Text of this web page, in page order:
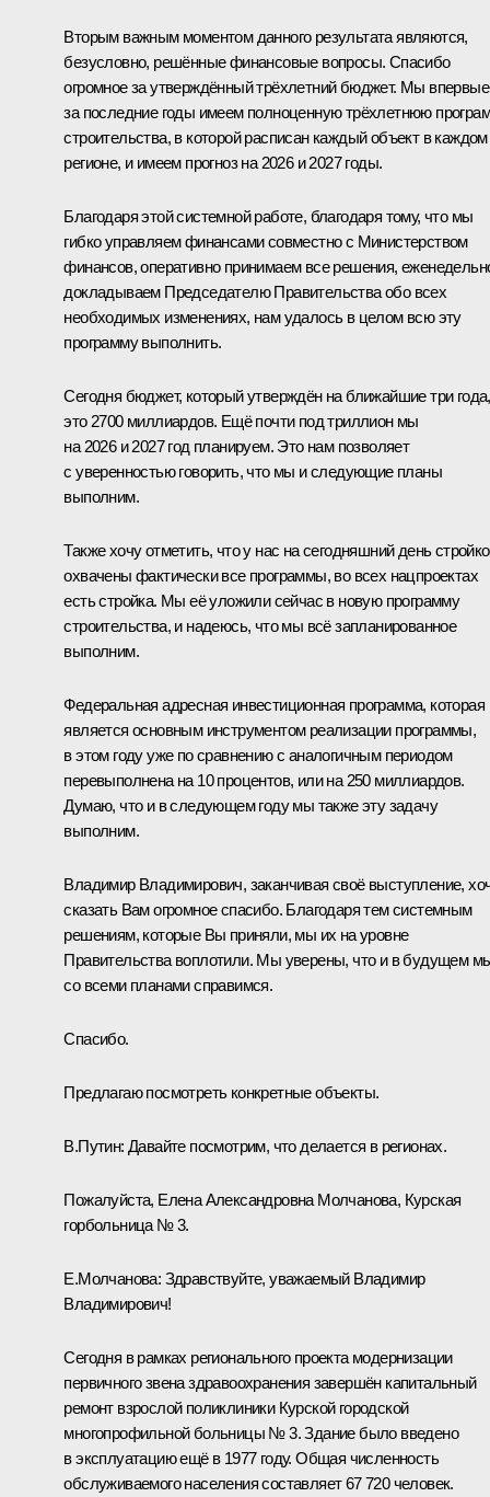
Вторым важным моментом данного результата являются,
безусловно, решённые финансовые вопросы. Спасибо
огромное за утверждённый трёхлетний бюджет. Мы впервые
за последние годы имеем полноценную трёхлетнюю
строительства, в которой расписан каждый объект в каждом
регионе, и имеем прогноз на 2026 и 2027 годы.
Благодаря этой системной работе, благодаря тому, что мы
гибко управляем финансами совместно с Министерством
финансов, оперативно принимаем все решения,
докладываем Председателю Правительства обо всех
необходимых изменениях, нам удалось в целом всю эту
программу выполнить.
Сегодня бюджет, который утверждён на ближайшие три
это 2700 миллиардов. Ещё почти под триллион мы
на 2026 и 2027 год планируем. Это нам позволяет
с уверенностью говорить, что мы и следующие планы
выполним.
Также хочу отметить, что у нас на сегодняшний день
охвачены фактически все программы, во всех нацпроектах
есть стройка. Мы её уложили сейчас в новую программу
строительства, и надеюсь, что мы всё запланированное
выполним.
Федеральная адресная инвестиционная программа, которая
является основным инструментом реализации программы,
в этом году уже по сравнению с аналогичным периодом
перевыполнена на 10 процентов, или на 250 миллиардов.
Думаю, что и в следующем году мы также эту задачу
выполним.
Владимир Владимирович, заканчивая своё выступление,
сказать Вам огромное спасибо. Благодаря тем системным
решениям, которые Вы приняли, мы их на уровне
Правительства воплотили. Мы уверены, что и в будущем
со всеми планами справимся.
Спасибо.
Предлагаю посмотреть конкретные объекты.
В.Путин: Давайте посмотрим, что делается в регионах.
Пожалуйста, Елена Александровна Молчанова, Курская
горбольница № 3.
Е.Молчанова: Здравствуйте, уважаемый Владимир
Владимирович!
Сегодня в рамках регионального проекта модернизации
первичного звена здравоохранения завершён капитальный
ремонт взрослой поликлиники Курской городской
многопрофильной больницы № 3. Здание было введено
в эксплуатацию ещё в 1977 году. Общая численность
обслуживаемого населения составляет 67 720 человек.